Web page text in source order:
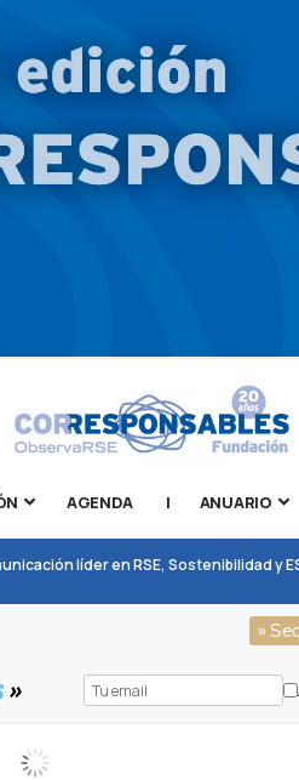
AGENDA | ANUARIO
líder en RSE, Sostenibilidad y
»
»